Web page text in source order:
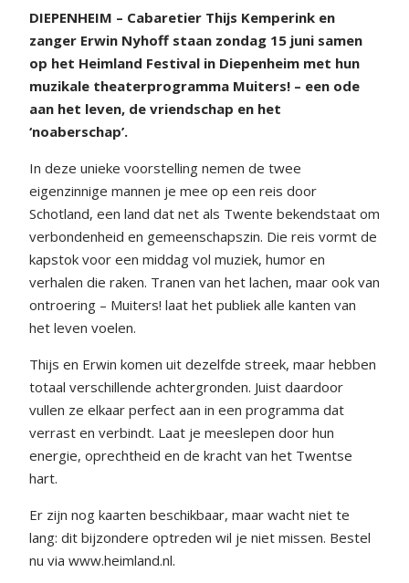
DIEPENHEIM – Cabaretier Thijs Kemperink en
zanger Erwin Nyhoff staan zondag 15 juni samen
op het Heimland Festival in Diepenheim met hun
muzikale theaterprogramma Muiters! – een ode
aan het leven, de vriendschap en het
‘noaberschap’.
In deze unieke voorstelling nemen de twee
eigenzinnige mannen je mee op een reis door
Schotland, een land dat net als Twente bekendstaat om
verbondenheid en gemeenschapszin. Die reis vormt de
kapstok voor een middag vol muziek, humor en
verhalen die raken. Tranen van het lachen, maar ook van
ontroering – Muiters! laat het publiek alle kanten van
het leven voelen.
Thijs en Erwin komen uit dezelfde streek, maar hebben
totaal verschillende achtergronden. Juist daardoor
vullen ze elkaar perfect aan in een programma dat
verrast en verbindt. Laat je meeslepen door hun
energie, oprechtheid en de kracht van het Twentse
hart.
Er zijn nog kaarten beschikbaar, maar wacht niet te
lang: dit bijzondere optreden wil je niet missen. Bestel
nu via www.heimland.nl.